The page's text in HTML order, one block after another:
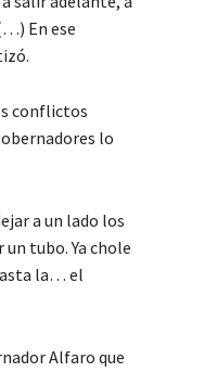
En ese
conflictos
lo
a un lado los
un tubo. Ya chole
la… el
Alfaro que